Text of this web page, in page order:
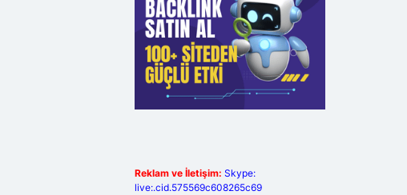
Reklam ve İletişim: Skype:
live:.cid.575569c608265c69